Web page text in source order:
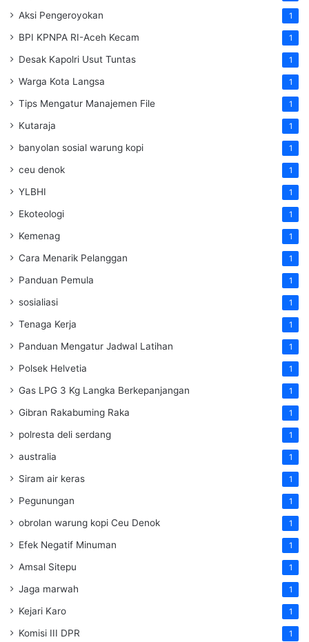
Aksi Pengeroyokan 1
BPI KPNPA RI-Aceh Kecam 1
Desak Kapolri Usut Tuntas 1
Warga Kota Langsa 1
Tips Mengatur Manajemen File 1
Kutaraja 1
banyolan sosial warung kopi 1
ceu denok 1
YLBHI 1
Ekoteologi 1
Kemenag 1
Cara Menarik Pelanggan 1
Panduan Pemula 1
sosialiasi 1
Tenaga Kerja 1
Panduan Mengatur Jadwal Latihan 1
Polsek Helvetia 1
Gas LPG 3 Kg Langka Berkepanjangan 1
Gibran Rakabuming Raka 1
polresta deli serdang 1
australia 1
Siram air keras 1
Pegunungan 1
obrolan warung kopi Ceu Denok 1
Efek Negatif Minuman 1
Amsal Sitepu 1
Jaga marwah 1
Kejari Karo 1
Komisi III DPR 1